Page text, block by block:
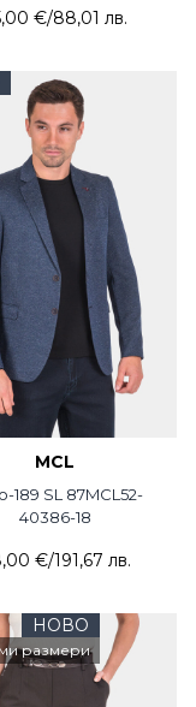
€/88,01 лв.
MCL
87MCL52-
40386-18
€/191,67 лв.
НОВО
размери